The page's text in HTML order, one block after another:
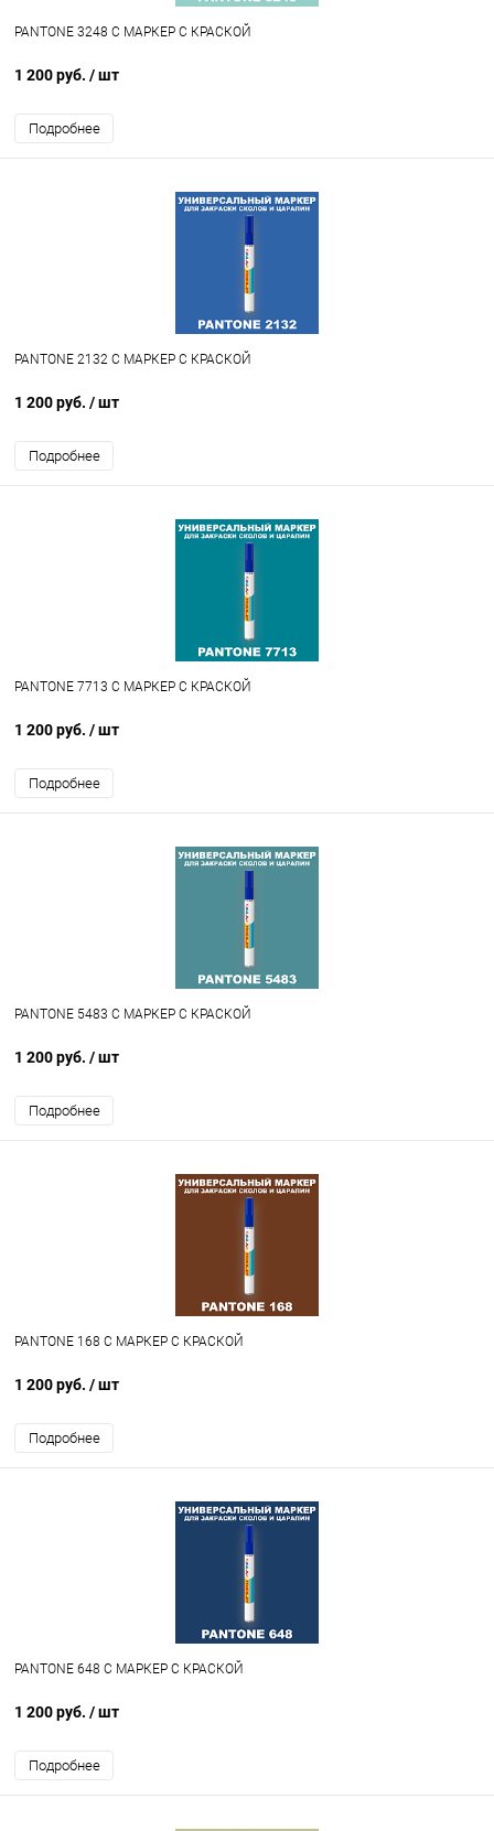
PANTONE 3248 C МАРКЕР С КРАСКОЙ
1 200 руб. / шт
Подробнее
PANTONE 2132 C МАРКЕР С КРАСКОЙ
1 200 руб. / шт
Подробнее
PANTONE 7713 C МАРКЕР С КРАСКОЙ
1 200 руб. / шт
Подробнее
PANTONE 5483 C МАРКЕР С КРАСКОЙ
1 200 руб. / шт
Подробнее
PANTONE 168 C МАРКЕР С КРАСКОЙ
1 200 руб. / шт
Подробнее
PANTONE 648 C МАРКЕР С КРАСКОЙ
1 200 руб. / шт
Подробнее